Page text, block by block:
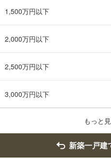
1,500万円以下
2,000万円以下
2,500万円以下
3,000万円以下
もっと
新築一戸建